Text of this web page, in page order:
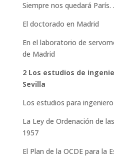
Siempre nos quedará París.
El doctorado en Madrid
En el laboratorio de
de Madrid
2 Los estudios de
Sevilla
Los estudios para
La Ley de Ordenación de
1957
El Plan de la OCDE para la